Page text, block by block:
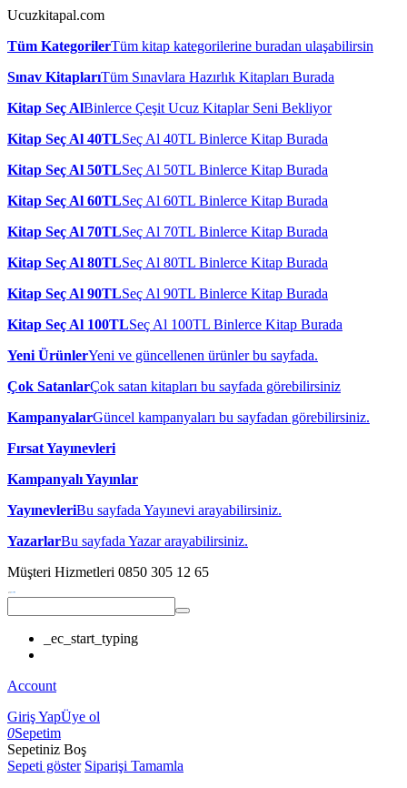
Ucuzkitapal.com
Tüm KategorilerTüm kitap kategorilerine buradan ulaşabilirsin
Sınav KitaplarıTüm Sınavlara Hazırlık Kitapları Burada
Kitap Seç AlBinlerce Çeşit Ucuz Kitaplar Seni Bekliyor
Kitap Seç Al 40TLSeç Al 40TL Binlerce Kitap Burada
Kitap Seç Al 50TLSeç Al 50TL Binlerce Kitap Burada
Kitap Seç Al 60TLSeç Al 60TL Binlerce Kitap Burada
Kitap Seç Al 70TLSeç Al 70TL Binlerce Kitap Burada
Kitap Seç Al 80TLSeç Al 80TL Binlerce Kitap Burada
Kitap Seç Al 90TLSeç Al 90TL Binlerce Kitap Burada
Kitap Seç Al 100TLSeç Al 100TL Binlerce Kitap Burada
Yeni ÜrünlerYeni ve güncellenen ürünler bu sayfada.
Çok SatanlarÇok satan kitapları bu sayfada görebilirsiniz
KampanyalarGüncel kampanyaları bu sayfadan görebilirsiniz.
Fırsat Yayınevleri
Kampanyalı Yayınlar
YayınevleriBu sayfada Yayınevi arayabilirsiniz.
YazarlarBu sayfada Yazar arayabilirsiniz.
Müşteri Hizmetleri 0850 305 12 65
_ec_start_typing
Account
Giriş YapÜye ol
0Sepetim
Sepetiniz Boş
Sepeti göster Siparişi Tamamla